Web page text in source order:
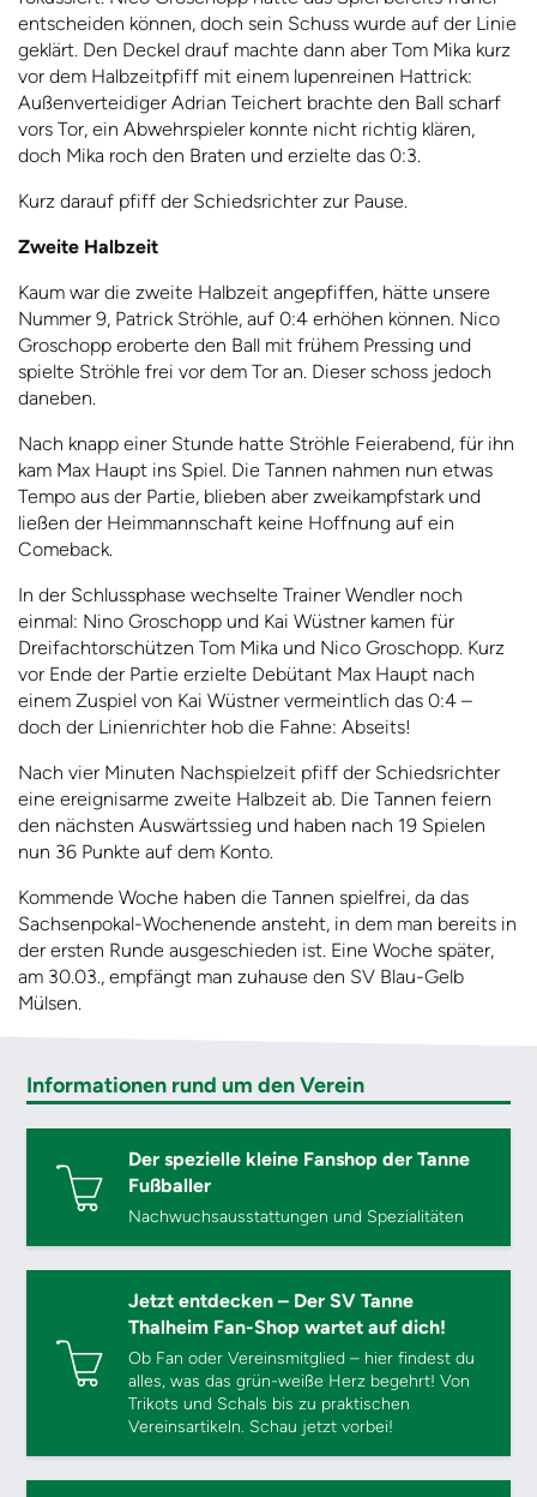
entscheiden können, doch sein Schuss wurde auf der Linie
geklärt. Den Deckel drauf machte dann aber Tom Mika kurz
vor dem Halbzeitpfiff mit einem lupenreinen Hattrick:
Außenverteidiger Adrian Teichert brachte den Ball scharf
vors Tor, ein Abwehrspieler konnte nicht richtig klären,
doch Mika roch den Braten und erzielte das 0:3.
Kurz darauf pfiff der Schiedsrichter zur Pause.
Zweite Halbzeit
Kaum war die zweite Halbzeit angepfiffen, hätte unsere
Nummer 9, Patrick Ströhle, auf 0:4 erhöhen können. Nico
Groschopp eroberte den Ball mit frühem Pressing und
spielte Ströhle frei vor dem Tor an. Dieser schoss jedoch
daneben.
Nach knapp einer Stunde hatte Ströhle Feierabend, für ihn
kam Max Haupt ins Spiel. Die Tannen nahmen nun etwas
Tempo aus der Partie, blieben aber zweikampfstark und
ließen der Heimmannschaft keine Hoffnung auf ein
Comeback.
In der Schlussphase wechselte Trainer Wendler noch
einmal: Nino Groschopp und Kai Wüstner kamen für
Dreifachtorschützen Tom Mika und Nico Groschopp. Kurz
vor Ende der Partie erzielte Debütant Max Haupt nach
einem Zuspiel von Kai Wüstner vermeintlich das 0:4 –
doch der Linienrichter hob die Fahne: Abseits!
Nach vier Minuten Nachspielzeit pfiff der Schiedsrichter
eine ereignisarme zweite Halbzeit ab. Die Tannen feiern
den nächsten Auswärtssieg und haben nach 19 Spielen
nun 36 Punkte auf dem Konto.
Kommende Woche haben die Tannen spielfrei, da das
Sachsenpokal-Wochenende ansteht, in dem man bereits in
der ersten Runde ausgeschieden ist. Eine Woche später,
am 30.03., empfängt man zuhause den SV Blau-Gelb
Mülsen.
Informationen rund um den Verein
Der spezielle kleine Fanshop der Tanne
Fußballer
Nachwuchsausstattungen und Spezialitäten
Jetzt entdecken – Der SV Tanne
Thalheim Fan-Shop wartet auf dich!
Ob Fan oder Vereinsmitglied – hier findest du
alles, was das grün-weiße Herz begehrt! Von
Trikots und Schals bis zu praktischen
Vereinsartikeln. Schau jetzt vorbei!